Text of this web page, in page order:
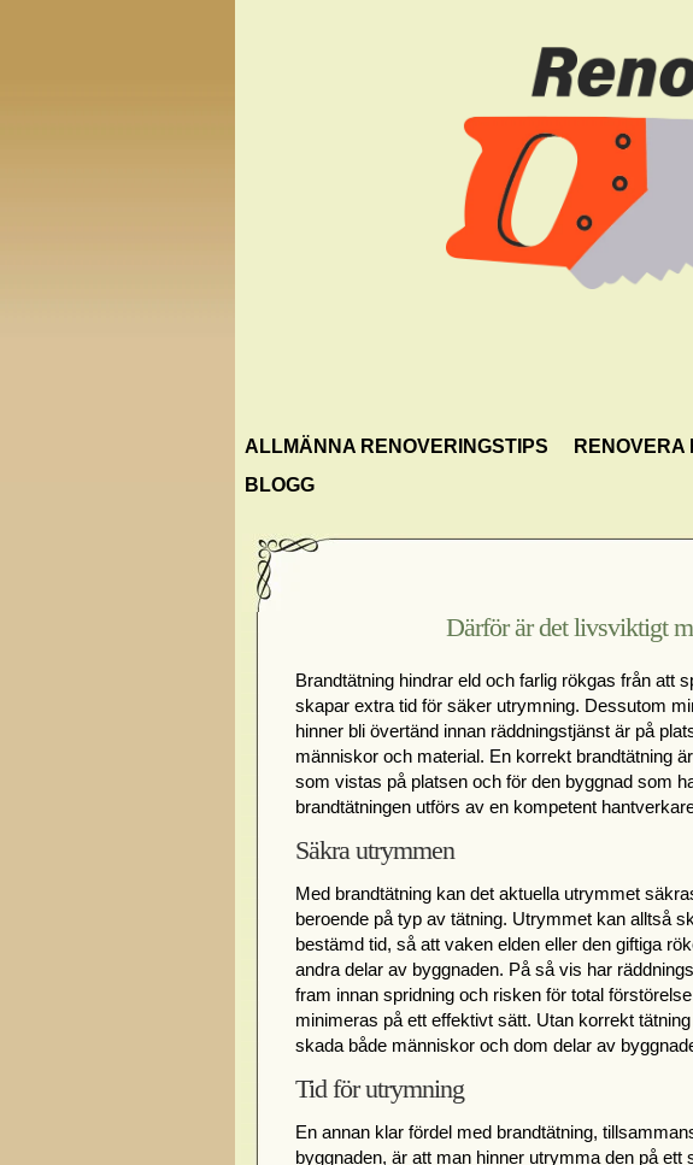
ALLMÄNNA RENOVERINGSTIPS
BLOGG
Därför är det livsviktigt
Brandtätning hindrar eld och farlig rökgas från att
skapar extra tid för säker utrymning. Dessutom
hinner bli övertänd innan räddningstjänst är på
människor och material. En korrekt brandtätning
som vistas på platsen och för den byggnad som
brandtätningen utförs av en kompetent
Säkra utrymmen
Med brandtätning kan det aktuella utrymmet
beroende på typ av tätning. Utrymmet kan alltså
bestämd tid, så att vaken elden eller den giftiga
andra delar av byggnaden. På så vis har
fram innan spridning och risken för total
minimeras på ett effektivt sätt. Utan korrekt
skada både människor och dom delar av
Tid för utrymning
En annan klar fördel med brandtätning,
byggnaden, är att man hinner utrymma den på ett